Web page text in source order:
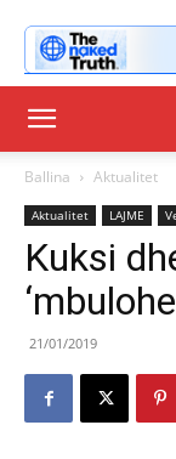
Ballina Aktualitet
Aktualitet LAJME
Kuksi
21/01/2019